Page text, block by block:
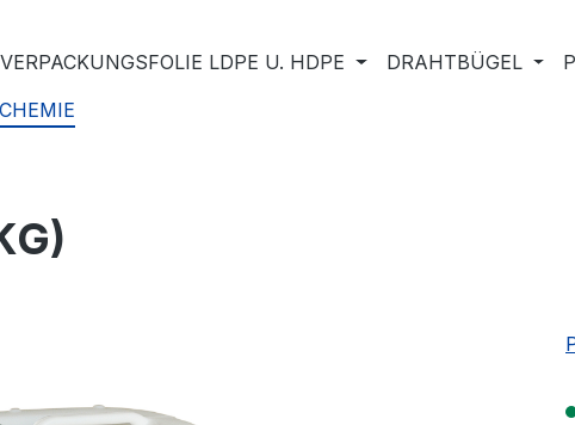
VERPACKUNGSFOLIE LDPE U. HDPE DRAHTBÜGEL
CHEMIE